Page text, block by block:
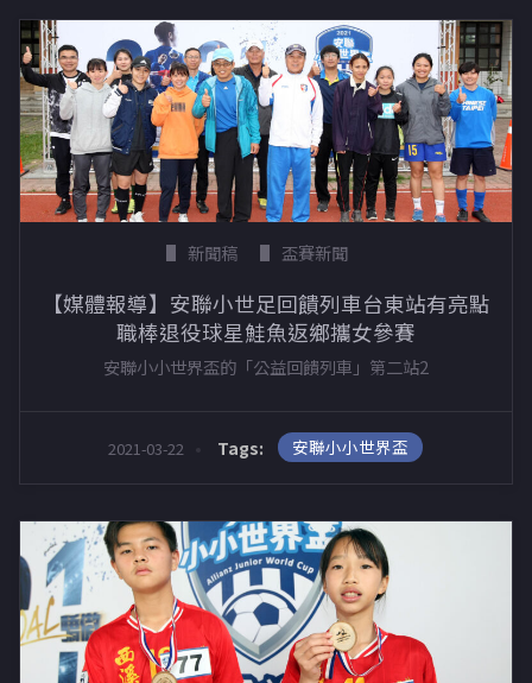
新聞稿 盃賽新聞
【媒體報導】安聯小世足回饋列車台東站有亮點
職棒退役球星鮭魚返鄉攜女參賽
安聯小小世界盃的「公益回饋列車」第二站2
2021-03-22 Tags: 安聯小小世界盃